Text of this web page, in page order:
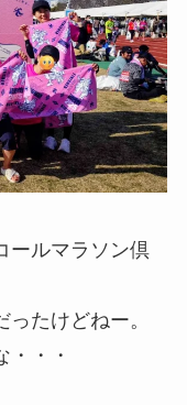
ールマラソン倶
たけどねー。
・・・